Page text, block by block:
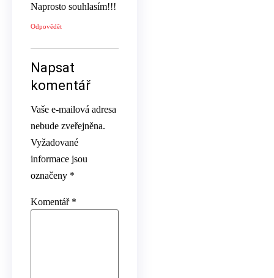
Naprosto souhlasím!!!
Odpovědět
Napsat
komentář
Vaše e-mailová adresa
nebude zveřejněna.
Vyžadované
informace jsou
označeny *
Komentář *